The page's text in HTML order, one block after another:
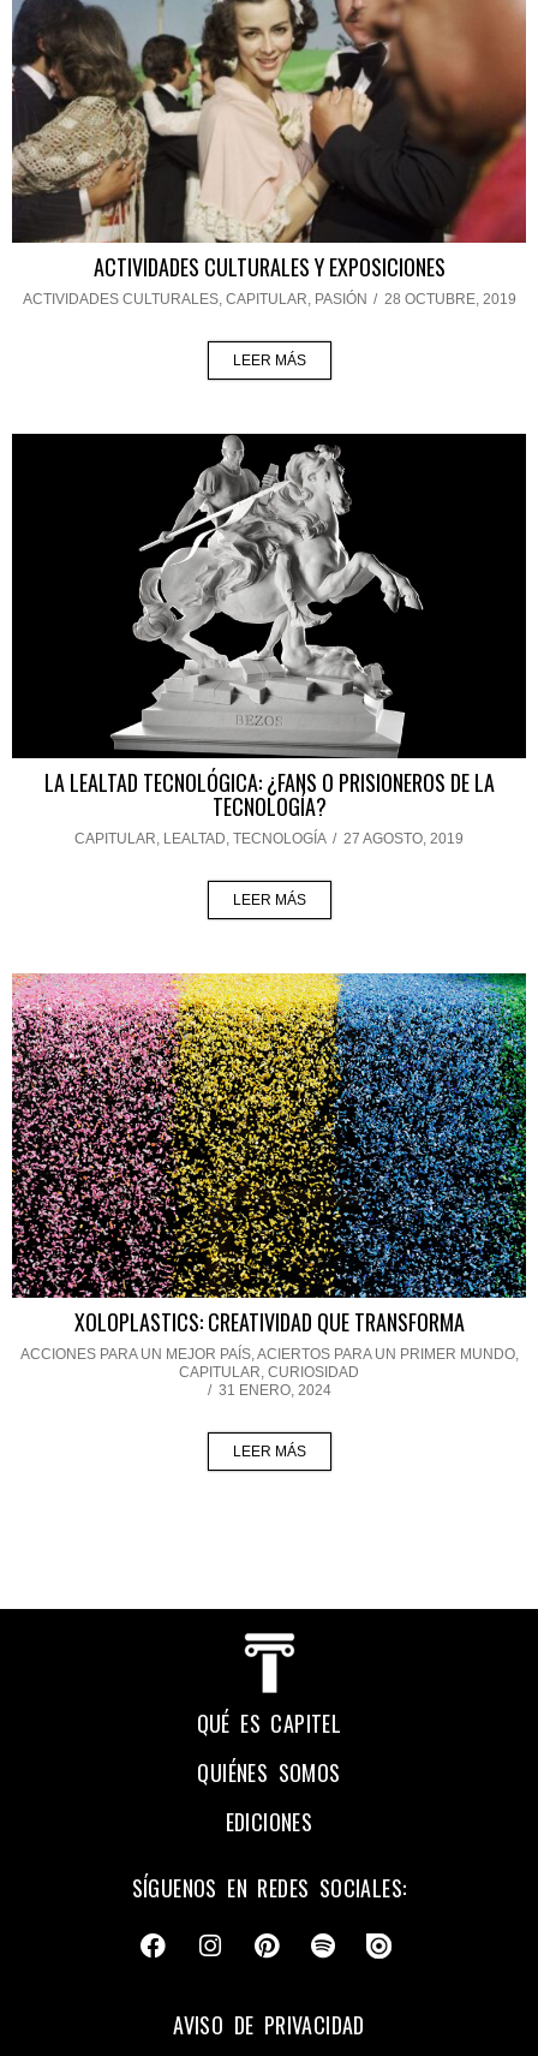
ACTIVIDADES CULTURALES Y EXPOSICIONES
ACTIVIDADES CULTURALES, CAPITULAR, PASIÓN / 28 OCTUBRE, 2019
LEER MÁS
LA LEALTAD TECNOLÓGICA: ¿FANS O PRISIONEROS DE LA
TECNOLOGÍA?
CAPITULAR, LEALTAD, TECNOLOGÍA / 27 AGOSTO, 2019
LEER MÁS
XOLOPLASTICS: CREATIVIDAD QUE TRANSFORMA
ACCIONES PARA UN MEJOR PAÍS,ACIERTOS PARA UN PRIMER MUNDO,
CAPITULAR, CURIOSIDAD
/ 31 ENERO, 2024
LEER MÁS
QUÉ ES CAPITEL
QUIÉNES SOMOS
EDICIONES
SÍGUENOS EN REDES SOCIALES:
AVISO DE PRIVACIDAD